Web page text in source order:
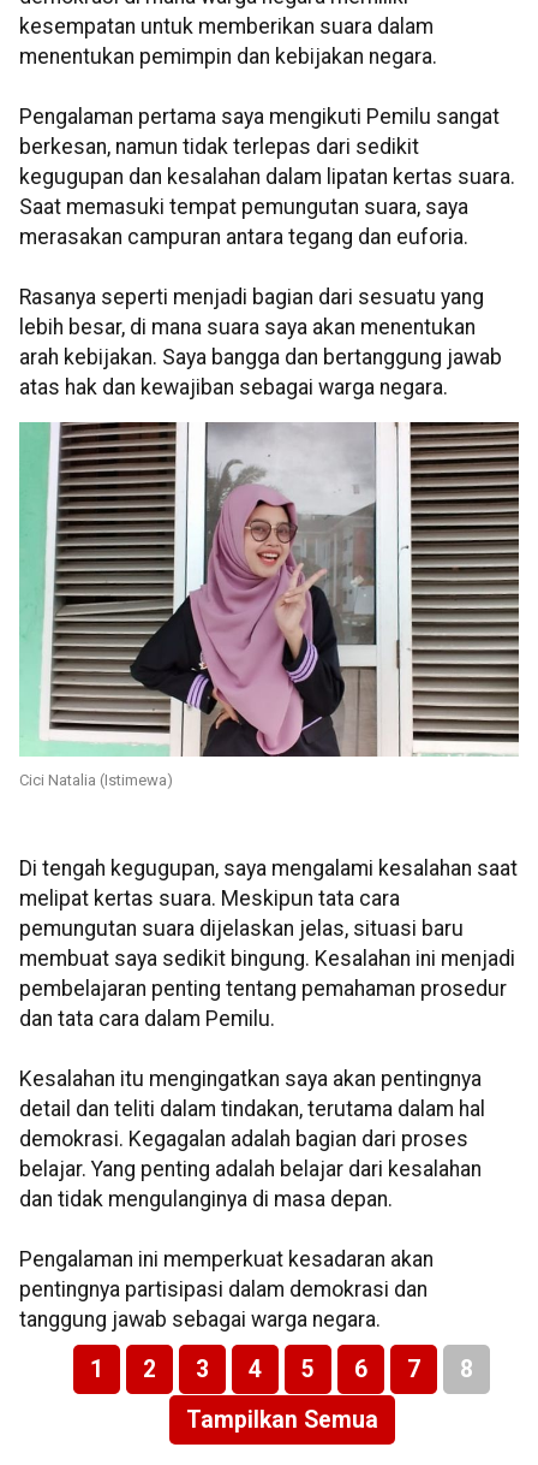
kesempatan untuk memberikan suara dalam
menentukan pemimpin dan kebijakan negara.
Pengalaman pertama saya mengikuti Pemilu sangat
berkesan, namun tidak terlepas dari sedikit
kegugupan dan kesalahan dalam lipatan kertas suara.
Saat memasuki tempat pemungutan suara, saya
merasakan campuran antara tegang dan euforia.
Rasanya seperti menjadi bagian dari sesuatu yang
lebih besar, di mana suara saya akan menentukan
arah kebijakan. Saya bangga dan bertanggung jawab
atas hak dan kewajiban sebagai warga negara.
Cici Natalia (Istimewa)
Di tengah kegugupan, saya mengalami kesalahan saat
melipat kertas suara. Meskipun tata cara
pemungutan suara dijelaskan jelas, situasi baru
membuat saya sedikit bingung. Kesalahan ini menjadi
pembelajaran penting tentang pemahaman prosedur
dan tata cara dalam Pemilu.
Kesalahan itu mengingatkan saya akan pentingnya
detail dan teliti dalam tindakan, terutama dalam hal
demokrasi. Kegagalan adalah bagian dari proses
belajar. Yang penting adalah belajar dari kesalahan
dan tidak mengulanginya di masa depan.
Pengalaman ini memperkuat kesadaran akan
pentingnya partisipasi dalam demokrasi dan
tanggung jawab sebagai warga negara.
1 2 3 4 5 6 7
8
Tampilkan Semua